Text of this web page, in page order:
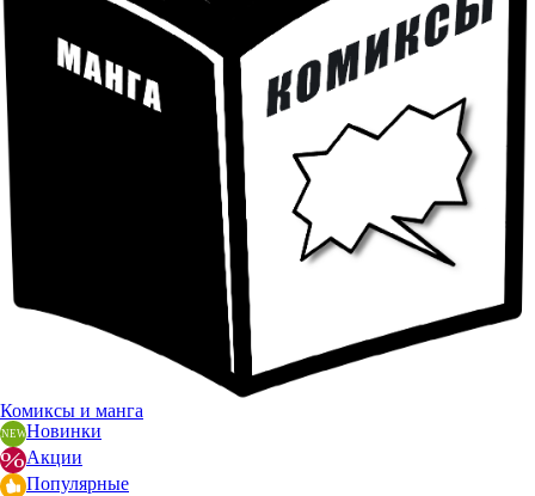
Комиксы и манга
Новинки
Акции
Популярные